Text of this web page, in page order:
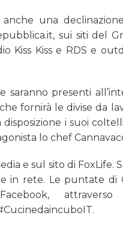
una
sui siti del
Kiss Kiss e RDS e
saranno presenti
fornirà le divise da
i suoi
lo chef
e sul sito di FoxLife.
in rete. Le puntate di